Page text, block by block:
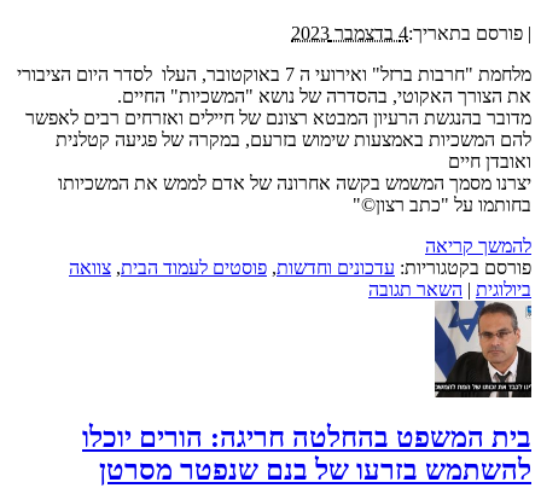
| פורסם בתאריך:4 בדצמבר 2023
מלחמת "חרבות ברזל" ואירועי ה 7 באוקטובר, העלו לסדר היום הציבורי
את הצורך האקוטי, בהסדרה של נושא "המשכיות" החיים.
מדובר בהנגשת הרעיון המבטא רצונם של חיילים ואזרחים רבים לאפשר
להם המשכיות באמצעות שימוש בזרעם, במקרה של פגיעה קטלנית
ואובדן חיים
יצרנו מסמך המשמש בקשה אחרונה של אדם לממש את המשכיותו
בחותמו על "כתב רצון©"
להמשך קריאה
פורסם בקטגוריות: עדכונים וחדשות, פוסטים לעמוד הבית, צוואה
ביולוגית | השאר תגובה
בית המשפט בהחלטה חריגה: הורים יוכלו
להשתמש בזרעו של בנם שנפטר מסרטן